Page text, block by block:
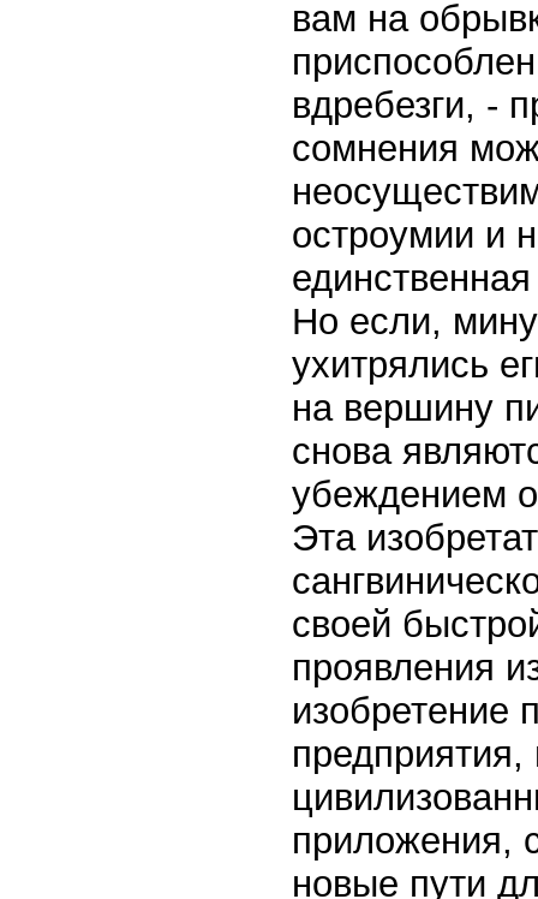
вам на
вдребезги, -
сомнения
остроумии и
Но если,
ухитрялись
на вершину
снова
убеждением
Эта
своей
проявления
изобретение
предприятия,
приложения,
новые пути